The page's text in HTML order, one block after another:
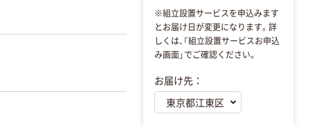
※組立設置サービスを申込みます
とお届け日が変更になります。詳
しくは、「組立設置サービスお申込
み画面」でご確認ください。
お届け先：